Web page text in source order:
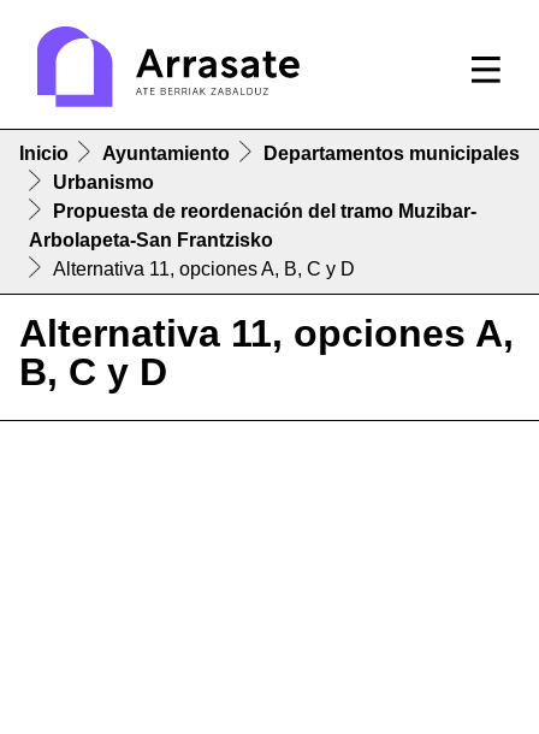
Inicio Ayuntamiento
Departamentos municipales
Urbanismo
Propuesta de reordenación del tramo Muzibar-
Arbolapeta-San Frantzisko
Alternativa 11, opciones A, B, C y D
Alternativa 11, opciones A,
B, C y D